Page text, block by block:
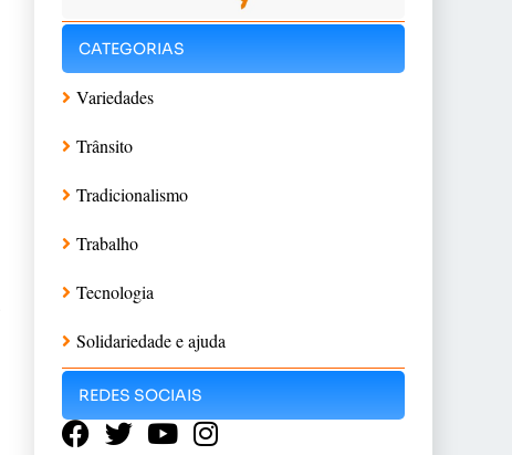
CATEGORIAS
Variedades
Trânsito
Tradicionalismo
Trabalho
Tecnologia
Solidariedade e ajuda
REDES SOCIAIS